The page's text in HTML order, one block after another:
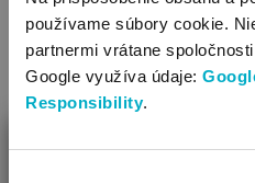
používame súbory cookie.
partnermi vrátane
Google využíva údaje:
Responsibility.
1.71